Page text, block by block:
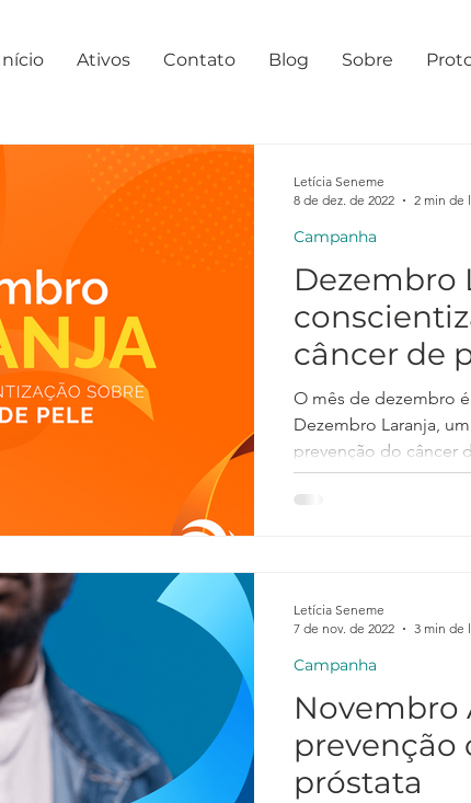
Ativos Contato Blog Sobre
Dezembro
câncer de
O mês de dezembro
Dezembro Laranja,
prevenção do câncer
Campanha
Letícia Seneme
8 de dez. de 2022
2 min de
Novembro
prevenção
próstata
Campanha
Letícia Seneme
7 de nov. de 2022
3 min de